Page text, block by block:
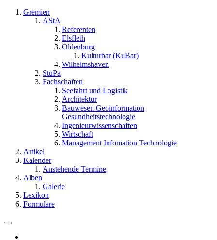
Gremien
AStA
Referenten
Elsfleth
Oldenburg
Kulturbar (KuBar)
Wilhelmshaven
StuPa
Fachschaften
Seefahrt und Logistik
Architektur
Bauwesen Geoinformation
Gesundheitstechnologie
Ingenieurwissenschaften
Wirtschaft
Management Infomation Technologie
Artikel
Kalender
Anstehende Termine
Alben
Galerie
Lexikon
Formulare